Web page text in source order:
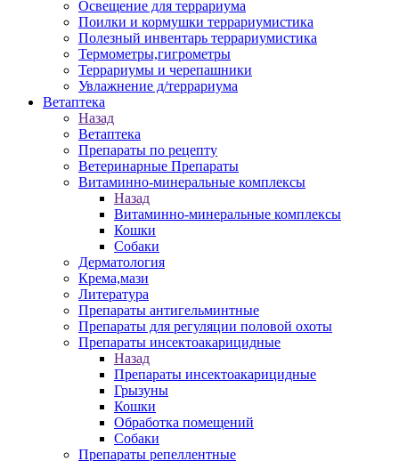
Освещение для террариума
Поилки и кормушки террариумистика
Полезный инвентарь террариумистика
Термометры,гигрометры
Террариумы и черепашники
Увлажнение д/террариума
Ветаптека
Назад
Ветаптека
Препараты по рецепту
Ветеринарные Препараты
Витаминно-минеральные комплексы
Назад
Витаминно-минеральные комплексы
Кошки
Собаки
Дерматология
Крема,мази
Литература
Препараты антигельминтные
Препараты для регуляции половой охоты
Препараты инсектоакарицидные
Назад
Препараты инсектоакарицидные
Грызуны
Кошки
Обработка помещений
Собаки
Препараты репеллентные